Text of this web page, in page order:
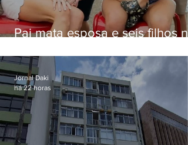
Pai mata esposa e seis filhos
Jornal Daki
há 22 horas